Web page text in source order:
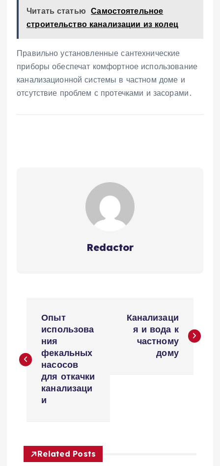
Читать статью Самостоятельное
строительство канализации из колец
Правильно установленные сантехнические
приборы обеспечат комфортное использование
канализационной системы в частном доме и
отсутствие проблем с протечками и засорами․
Redactor
в
ц
Опыт
использова
ния
фекальных
насосов
для откачки
канализаци
и
Канализаци
я и вода к
частному
дому
Related Posts